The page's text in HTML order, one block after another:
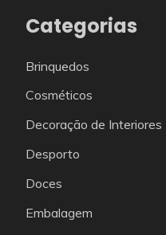
Categorias
Brinquedos
Cosméticos
Decoração de Interiores
Desporto
Doces
Embalagem